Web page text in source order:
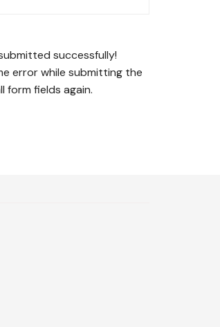
successfully!
error while submitting the
form fields again.